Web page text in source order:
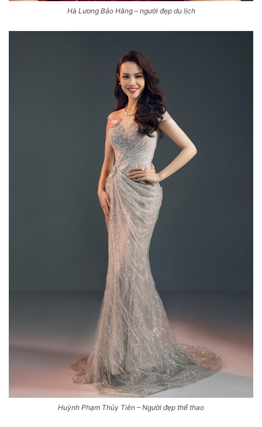
Hà Lương Bảo Hằng – người đẹp du lịch
Huỳnh Phạm Thủy Tiên – Người đẹp thể thao